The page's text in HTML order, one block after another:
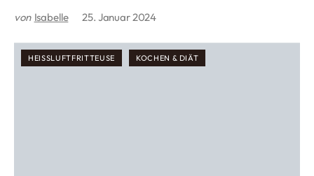
von Isabelle 25. Januar 2024
HEISSLUFTFRITTEUSE KOCHEN & DIÄT